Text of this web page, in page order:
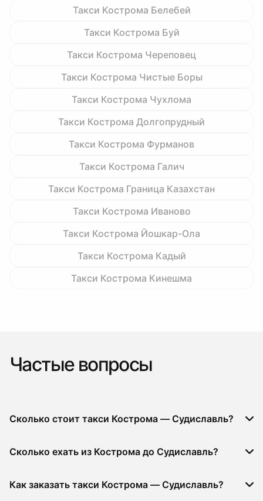
Такси Кострома Белебей
Такси Кострома Буй
Такси Кострома Череповец
Такси Кострома Чистые Боры
Такси Кострома Чухлома
Такси Кострома Долгопрудный
Такси Кострома Фурманов
Такси Кострома Галич
Такси Кострома Граница Казахстан
Такси Кострома Иваново
Такси Кострома Йошкар-Ола
Такси Кострома Кадый
Такси Кострома Кинешма
Частые вопросы
Сколько стоит такси Кострома — Судиславль?
Сколько ехать из Кострома до Судиславль?
Как заказать такси Кострома — Судиславль?